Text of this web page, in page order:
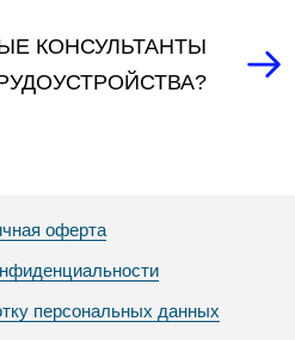
КОНСУЛЬТАНТЫ
оферта
персональных данных